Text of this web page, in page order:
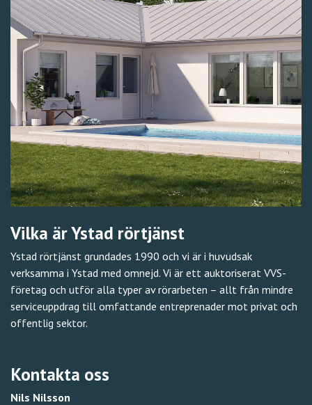
Vilka är Ystad rörtjänst
Ystad rörtjänst grundades 1990 och vi är i huvudsak
verksamma i Ystad med omnejd. Vi är ett auktoriserat VVS-
företag och utför alla typer av rörarbeten – allt från mindre
serviceuppdrag till omfattande entreprenader mot privat och
offentlig sektor.
Kontakta oss
Nils Nilsson